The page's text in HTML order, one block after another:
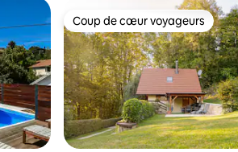
appréciés Coup de cœur voyageurs
Coup de cœur voyageurs